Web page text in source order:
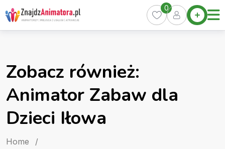
Skip
to
content
Home
Oferty
Kurs
0
Zobacz również:
Animator Zabaw dla
Dzieci Iłowa
Home
/